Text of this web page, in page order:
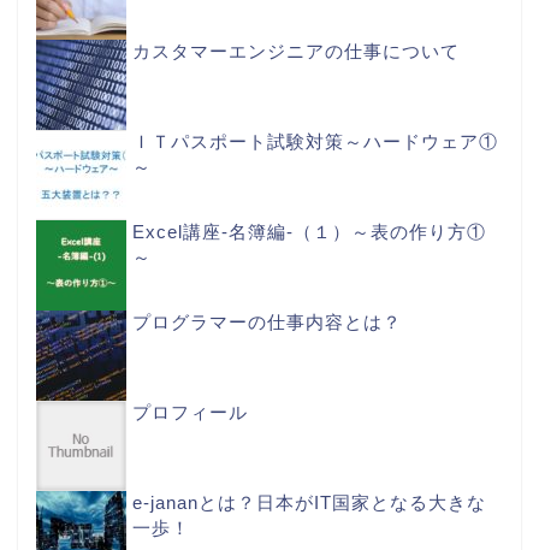
カスタマーエンジニアの仕事について
ＩＴパスポート試験対策～ハードウェア①
～
Excel講座-名簿編-（１）～表の作り方①
～
プログラマーの仕事内容とは？
プロフィール
e-jananとは？日本がIT国家となる大きな
一歩！